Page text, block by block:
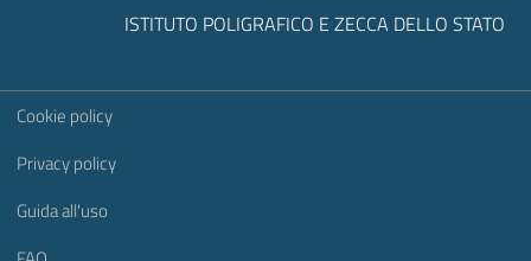
ISTITUTO POLIGRAFICO E ZECCA DELLO STATO
Sezione Link Utili
Cookie policy
Privacy policy
Guida all'uso